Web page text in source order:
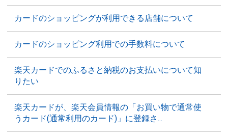
カードのショッピングが利用できる店舗について
カードのショッピング利用での手数料について
楽天カードでのふるさと納税のお支払いについて知
りたい
楽天カードが、楽天会員情報の「お買い物で通常使
うカード(通常利用のカード)」に登録さ...